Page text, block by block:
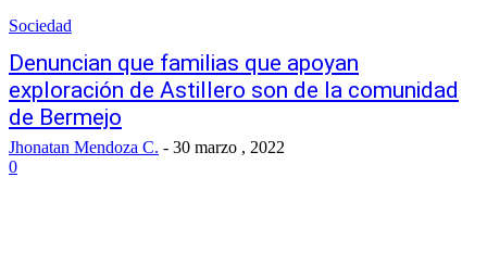
Sociedad
Denuncian que familias que apoyan
exploración de Astillero son de la comunidad
de Bermejo
Jhonatan Mendoza C. - 30 marzo , 2022
0